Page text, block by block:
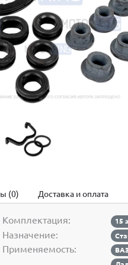
(0) Доставка и оплата
Комплектация: 15
Назначение:
Применяемость: